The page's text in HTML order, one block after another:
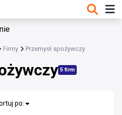
Firmy Przemysł spożywczy
5 firm
po: